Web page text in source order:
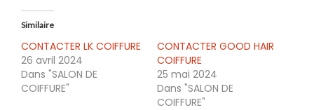
Similaire
CONTACTER LK COIFFURE
26 avril 2024
Dans "SALON DE
COIFFURE"
CONTACTER GOOD HAIR
COIFFURE
25 mai 2024
Dans "SALON DE
COIFFURE"